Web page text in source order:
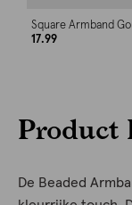
Square Armband
17.99
Product
De Beaded